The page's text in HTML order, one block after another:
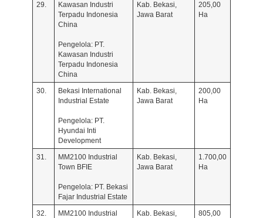
29.
Kawasan Industri
Terpadu Indonesia
China
Pengelola: PT.
Kawasan Industri
Terpadu Indonesia
China
Kab. Bekasi,
Jawa Barat
205,00
Ha
30.
Bekasi International
Industrial Estate
Pengelola: PT.
Hyundai Inti
Development
Kab. Bekasi,
Jawa Barat
200,00
Ha
31.
MM2100 Industrial
Town BFIE
Pengelola: PT. Bekasi
Fajar Industrial Estate
Kab. Bekasi,
Jawa Barat
1.700,00
Ha
32.
MM2100 Industrial
Kab. Bekasi,
805,00